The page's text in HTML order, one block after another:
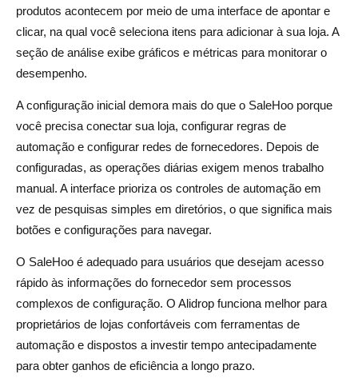
produtos acontecem por meio de uma interface de apontar e
clicar, na qual você seleciona itens para adicionar à sua loja. A
seção de análise exibe gráficos e métricas para monitorar o
desempenho.
A configuração inicial demora mais do que o SaleHoo porque
você precisa conectar sua loja, configurar regras de
automação e configurar redes de fornecedores. Depois de
configuradas, as operações diárias exigem menos trabalho
manual. A interface prioriza os controles de automação em
vez de pesquisas simples em diretórios, o que significa mais
botões e configurações para navegar.
O SaleHoo é adequado para usuários que desejam acesso
rápido às informações do fornecedor sem processos
complexos de configuração. O Alidrop funciona melhor para
proprietários de lojas confortáveis com ferramentas de
automação e dispostos a investir tempo antecipadamente
para obter ganhos de eficiência a longo prazo.